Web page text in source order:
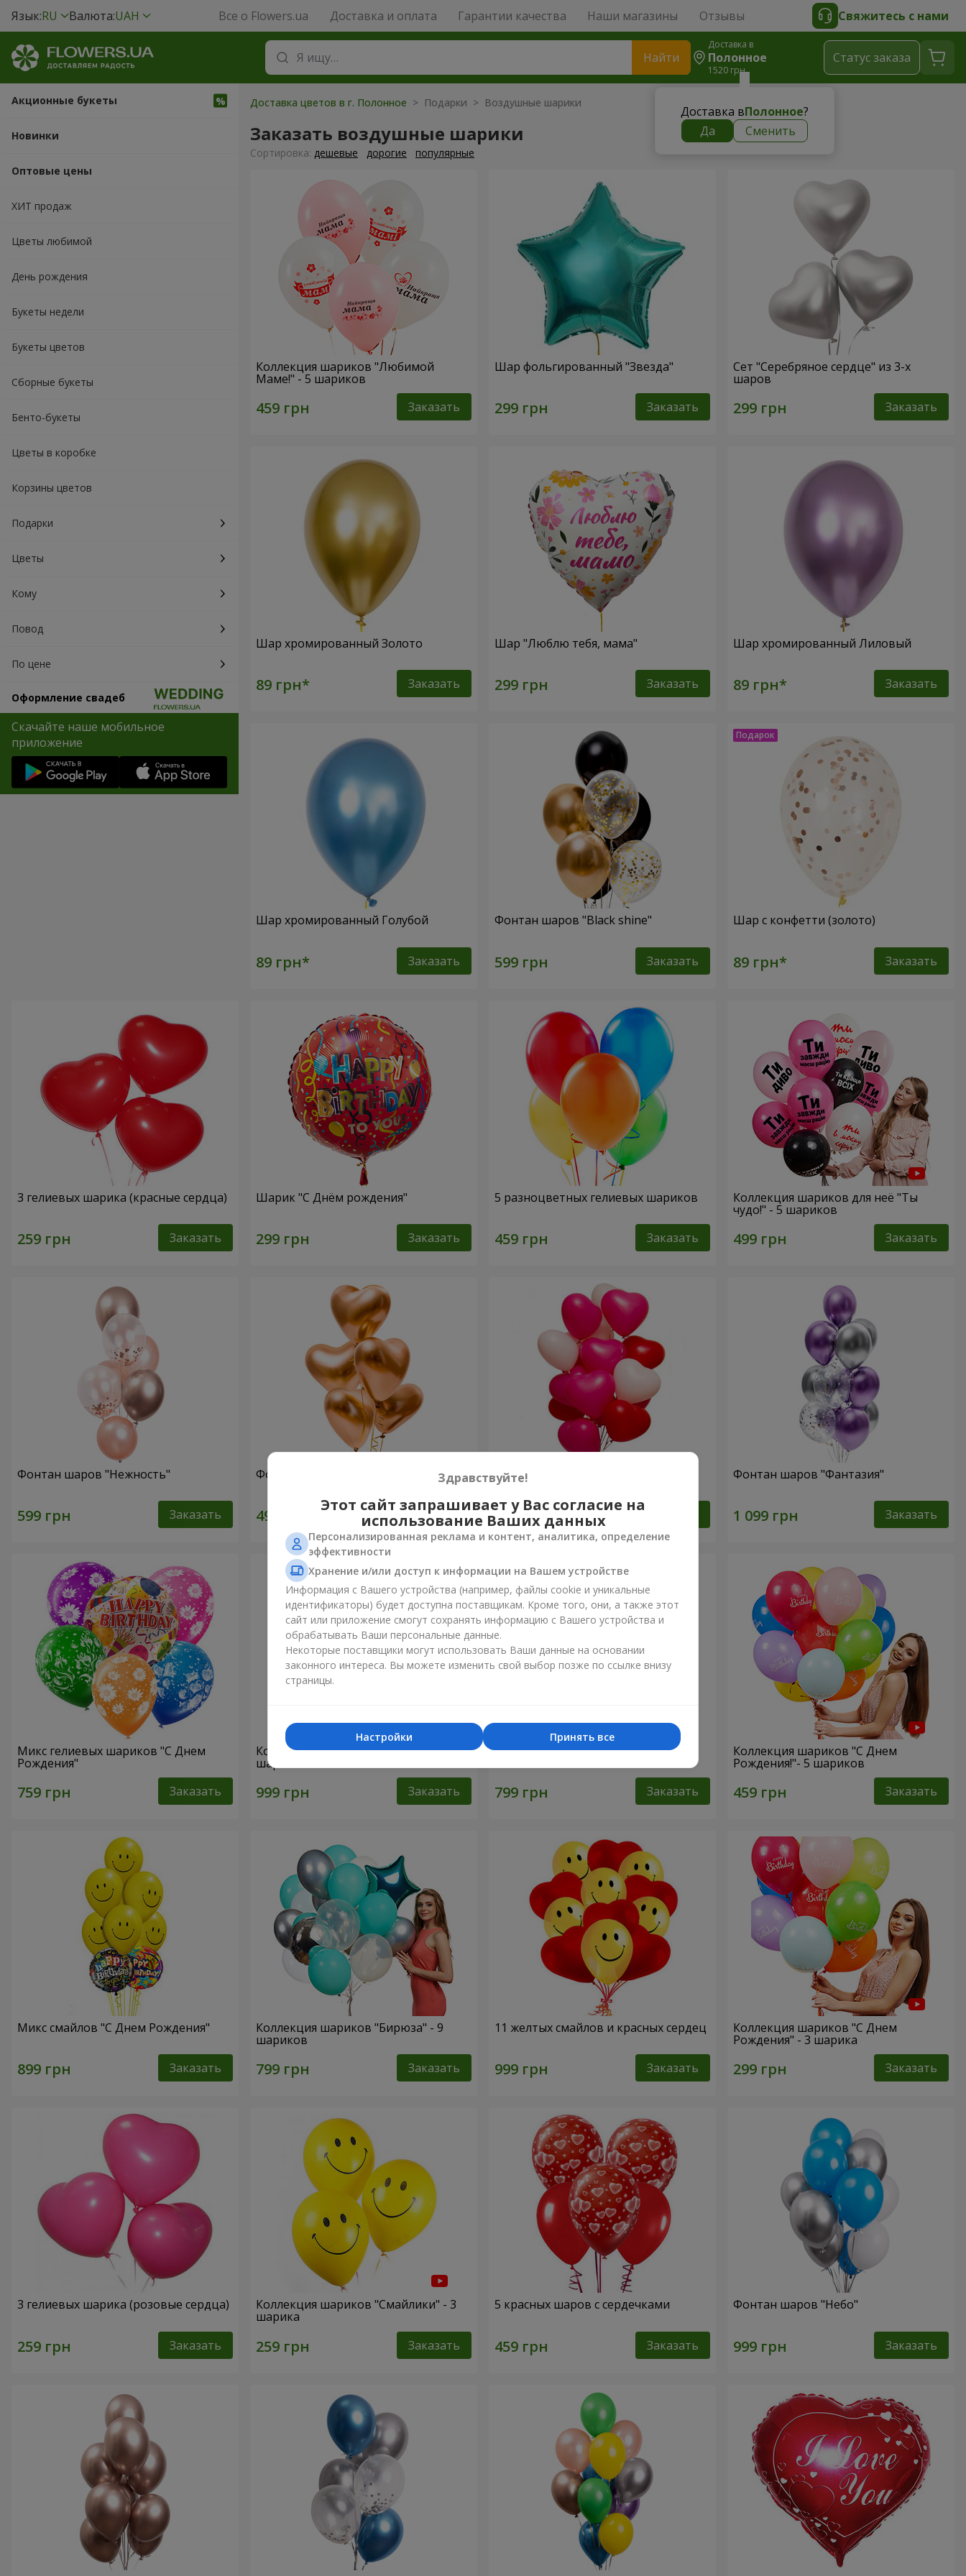
Язык:RU Валюта:UAH Все о Flowers.ua Доставка и оплата Гарантии качества Наши магазины Отзывы Свяжитесь с нами
Найти
Доставка в
Полонное
1520 грн
Доставка вПолонное?
Да
Сменить
Cтатус заказа
Акционные букеты
Новинки
Оптовые цены
ХИТ продаж
Цветы любимой
День рождения
Букеты недели
Букеты цветов
Сборные букеты
Бенто-букеты
Цветы в коробке
Корзины цветов
Подарки
Цветы
Кому
Повод
По цене
Оформление свадеб
Скачайте наше мобильное
приложение
Доставка цветов в г. Полонное > Подарки > Воздушные шарики
Заказать воздушные шарики
Cортировка: дешевые дорогие популярные
Коллекция шариков "Любимой
Маме!" - 5 шариков
Заказать
Шар фольгированный "Звезда"
Заказать
Сет "Серебряное сердце" из 3-х
шаров
Заказать
Шар хромированный Золото
Заказать
Шар "Люблю тебя, мама"
Заказать
Шар хромированный Лиловый
Заказать
Шар хромированный Голубой
Заказать
Фонтан шаров "Black shine"
Заказать
Шар с конфетти (золото)
Заказать
3 гелиевых шарика (красные сердца)
Заказать
Шарик "С Днём рождения"
Заказать
5 разноцветных гелиевых шариков
Заказать
Коллекция шариков для неё "Ты
чудо!" - 5 шариков
Заказать
Фонтан шаров "Нежность"
Заказать
Фонтан шаров “Golden hearts”
Заказать
15 гелиевых шариков (в форме
сердец)
Фонтан шаров "Фантазия"
Заказать
Микс гелиевых шариков "C Днем
Рождения"
Заказать
Коллекция шариков "Фламинго" - 9
шариков
Заказать
Шарики "Цифры"
Заказать
Коллекция шариков "С Днем
Рождения!"- 5 шариков
Заказать
Микс смайлов "C Днем Рождения"
Заказать
Коллекция шариков "Бирюза" - 9
шариков
Заказать
11 желтых смайлов и красных сердец
Заказать
Коллекция шариков "С Днем
Рождения" - 3 шарика
Заказать
3 гелиевых шарика (розовые сердца)
Заказать
Коллекция шариков "Смайлики" - 3
шарика
Заказать
5 красных шаров с сердечками
Заказать
Фонтан шаров "Небо"
Заказать
Здравствуйте!
Этот сайт запрашивает у Вас согласие на
использование Ваших данных
Персонализированная реклама и контент, аналитика, определение
эффективности
Хранение и/или доступ к информации на Вашем устройстве
Информация с Вашего устройства (например, файлы cookie и уникальные
идентификаторы) будет доступна поставщикам. Кроме того, они, а также этот
сайт или приложение смогут сохранять информацию с Вашего устройства и
обрабатывать Ваши персональные данные.
Некоторые поставщики могут использовать Ваши данные на основании
законного интереса. Вы можете изменить свой выбор позже по ссылке внизу
страницы.
Принять все
Настройки